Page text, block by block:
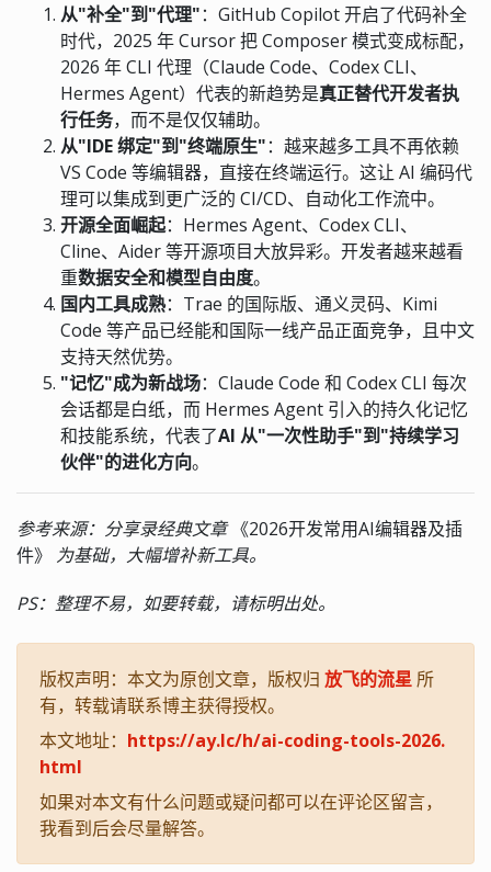
从"补全"到"代理"：GitHub Copilot 开启了代码补全
时代，2025 年 Cursor 把 Composer 模式变成标配，
2026 年 CLI 代理（Claude Code、Codex CLI、
Hermes Agent）代表的新趋势是真正替代开发者执
行任务，而不是仅仅辅助。
从"IDE 绑定"到"终端原生"：越来越多工具不再依赖
VS Code 等编辑器，直接在终端运行。这让 AI 编码代
理可以集成到更广泛的 CI/CD、自动化工作流中。
开源全面崛起：Hermes Agent、Codex CLI、
Cline、Aider 等开源项目大放异彩。开发者越来越看
重数据安全和模型自由度。
国内工具成熟：Trae 的国际版、通义灵码、Kimi
Code 等产品已经能和国际一线产品正面竞争，且中文
支持天然优势。
"记忆"成为新战场：Claude Code 和 Codex CLI 每次
会话都是白纸，而 Hermes Agent 引入的持久化记忆
和技能系统，代表了AI 从"一次性助手"到"持续学习
伙伴"的进化方向。
参考来源：分享录经典文章 《2026开发常用AI编辑器及插
件》 为基础，大幅增补新工具。
PS：整理不易，如要转载，请标明出处。
版权声明：本文为原创文章，版权归 放飞的流星 所
有，转载请联系博主获得授权。
本文地址： https://ay.lc/h/ai-coding-tools-2026.
html
如果对本文有什么问题或疑问都可以在评论区留言，
我看到后会尽量解答。